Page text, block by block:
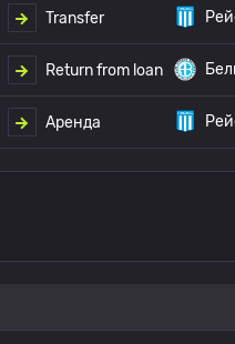
Transfer
Return from loan
Аренда